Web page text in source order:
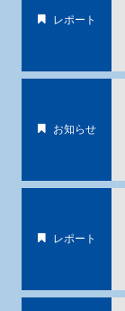
レポート
お知らせ
レポート